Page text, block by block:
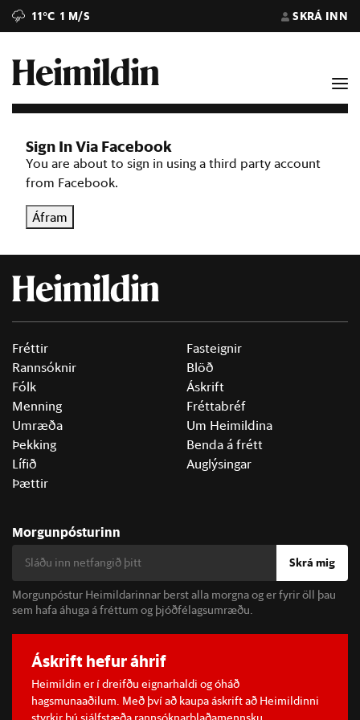
11°C 1 M/S SKRÁ INN
Sign In Via Facebook
You are about to sign in using a third party account
from Facebook.
Áfram
Fréttir
Rannsóknir
Fólk
Menning
Umræða
Þekking
Lífið
Þættir
Fasteignir
Blöð
Áskrift
Fréttabréf
Um Heimildina
Benda á frétt
Auglýsingar
Morgunpósturinn
Skrá mig
Morgunpóstur Heimildarinnar berst alla morgna og er fyrir öll þau
sem hafa áhuga á fréttum og þjóðfélagsumræðu.
Áskrift hefur áhrif
Heimildin er í dreifðu eignarhaldi og óháð
hagsmunaaðilum. Með því að kaupa áskrift að Heimildinni